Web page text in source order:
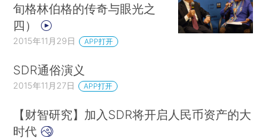
旬格林伯格的传奇与眼光之
四）
2015年11月29日 APP打开
SDR通俗演义
2015年11月27日 APP打开
【财智研究】加入SDR将开启人民币资产的大
时代